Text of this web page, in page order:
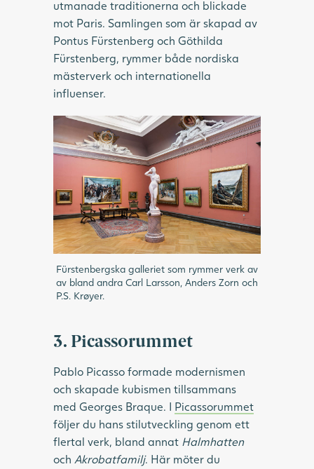
utmanade traditionerna och blickade
mot Paris. Samlingen som är skapad av
Pontus Fürstenberg och Göthilda
Fürstenberg, rymmer både nordiska
mästerverk och internationella
influenser.
Fürstenbergska galleriet som rymmer verk av
av bland andra Carl Larsson, Anders Zorn och
P.S. Krøyer.
3. Picassorummet
Pablo Picasso formade modernismen
och skapade kubismen tillsammans
med Georges Braque. I Picassorummet
följer du hans stilutveckling genom ett
flertal verk, bland annat Halmhatten
och Akrobatfamilj. Här möter du